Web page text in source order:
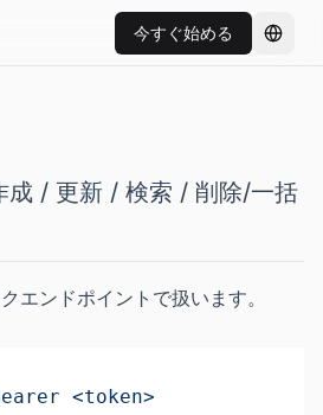
今すぐ始める 言語
成 / 更新 / 検索 / 削除/一括
エンドポイントで扱います。
<token>